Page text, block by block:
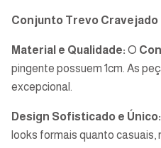
Conjunto Trevo Cravejado
Material e Qualidade: O
pingente possuem 1cm. As
excepcional.
Design Sofisticado e Único:
looks formais quanto casuais,